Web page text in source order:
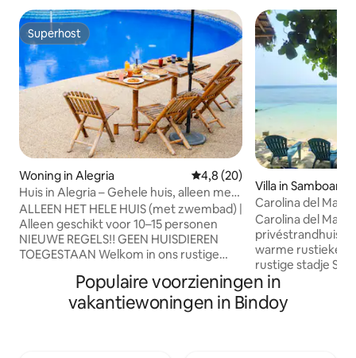
Superhost
Superhost
Woning in Alegria Gemiddelde beoordeling van
4,8 (20)
Huis in Alegria – Gehele huis, alleen met
zwembad, 15 personen
ALLEEN HET HELE HUIS (met zwembad) |
Alleen geschikt voor 10–15 personen
NIEUWE REGELS‼️ GEEN HUISDIEREN
TOEGESTAAN Welkom in ons rustige
voor gezinnen, groepen en speciale
evenementen. - Hoofdhuis (100+ m ²) – 3
slaapkamers, 2 badkamers, keuken,
Villa in Samboan
Carolina del Mar
Carolina del Mar is je
privéstrandhuis
warme rustieke
rustige stadje Samboan. Onze villa ligt op
een paar
zandstrand met
lommerrijke
Populaire voorzieningen in
vakantiewoningen in Bindoy